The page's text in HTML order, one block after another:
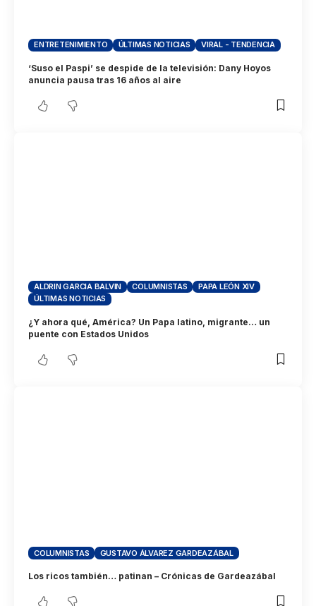
ENTRETENIMIENTO ÚLTIMAS NOTICIAS VIRAL - TENDENCIA
‘Suso el Paspi’ se despide de la televisión: Dany Hoyos
anuncia pausa tras 16 años al aire
ALDRIN GARCIA BALVIN COLUMNISTAS
PAPA LEÓN XIV
ÚLTIMAS NOTICIAS
¿Y ahora qué, América? Un Papa latino, migrante… un
puente con Estados Unidos
COLUMNISTAS GUSTAVO ÁLVAREZ GARDEAZÁBAL
Los ricos también… patinan – Crónicas de Gardeazábal